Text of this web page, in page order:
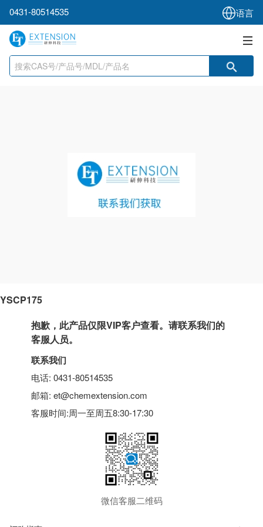
0431-80514535 语言
YSCP175
抱歉，此产品仅限VIP客户查看。请联系我们的
客服人员。
联系我们
电话: 0431-80514535
邮箱: et@chemextension.com
客服时间:周一至周五8:30-17:30
微信客服二维码